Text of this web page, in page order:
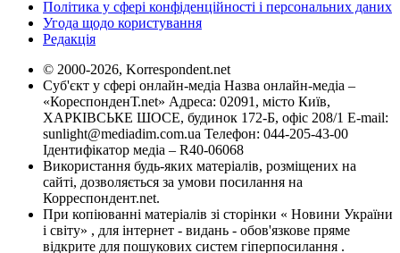
Політика у сфері конфіденційності і персональних даних
Угода щодо користування
Редакція
© 2000-2026, Korrespondent.net
Суб'єкт у сфері онлайн-медіа Назва онлайн-медіа –
«КореспонденТ.net» Адреса: 02091, місто Київ,
ХАРКІВСЬКЕ ШОСЕ, будинок 172-Б, офіс 208/1 E-mail:
sunlight@mediadim.com.ua Телефон: 044-205-43-00
Ідентифікатор медіа – R40-06068
Використання будь-яких матеріалів, розміщених на
сайті, дозволяється за умови посилання на
Корреспондент.net.
При копіюванні матеріалів зі сторінки « Новини України
і світу» , для інтернет - видань - обов'язкове пряме
відкрите для пошукових систем гіперпосилання .